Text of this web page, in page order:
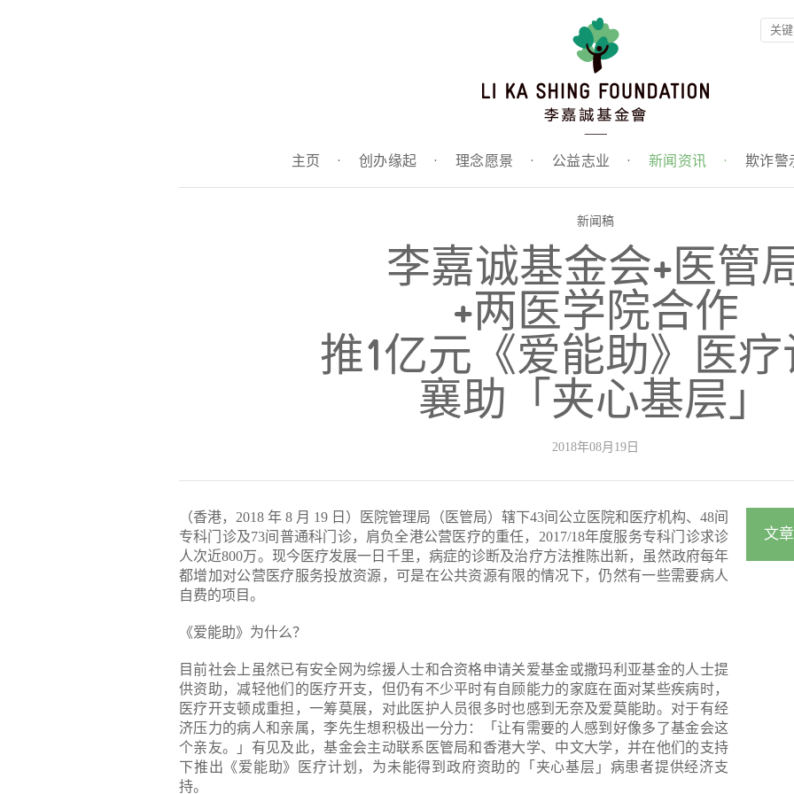
主页 · 创办缘起 · 理念愿景 · 公益志业 · 新闻资讯 · 欺诈警
新闻稿
李嘉诚基金会+医管
+两医学院合作
推1亿元《爱能助》医
襄助「夹心基层」
2018年08月19日
（香港，2018 年 8 月 19 日）医院管理局（医管局）辖下43间公立医院和医疗机构、48间
专科门诊及73间普通科门诊，肩负全港公营医疗的重任，2017/18年度服务专科门诊求诊
人次近800万。现今医疗发展一日千里，病症的诊断及治疗方法推陈出新，虽然政府每年
都增加对公营医疗服务投放资源，可是在公共资源有限的情况下，仍然有一些需要病人
自费的项目。
《爱能助》为什么？
目前社会上虽然已有安全网为综援人士和合资格申请关爱基金或撒玛利亚基金的人士提
供资助，减轻他们的医疗开支，但仍有不少平时有自顾能力的家庭在面对某些疾病时，
医疗开支顿成重担，一筹莫展，对此医护人员很多时也感到无奈及爱莫能助。对于有经
济压力的病人和亲属，李先生想积极出一分力：「让有需要的人感到好像多了基金会这
个亲友。」有见及此，基金会主动联系医管局和香港大学、中文大学，并在他们的支持
下推出《爱能助》医疗计划，为未能得到政府资助的「夹心基层」病患者提供经济支
持。
文